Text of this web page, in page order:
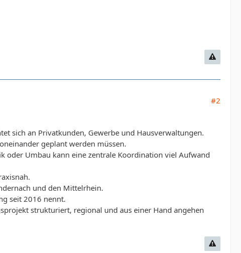
#2
sich an Privatkunden, Gewerbe und Hausverwaltungen.
geplant werden müssen.
oder Umbau kann eine zentrale Koordination viel Aufwand
und den Mittelrhein.
seit 2016 nennt.
strukturiert, regional und aus einer Hand angehen